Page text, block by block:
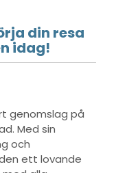
din resa
idag!
genomslag på
Med sin
och
ett lovande